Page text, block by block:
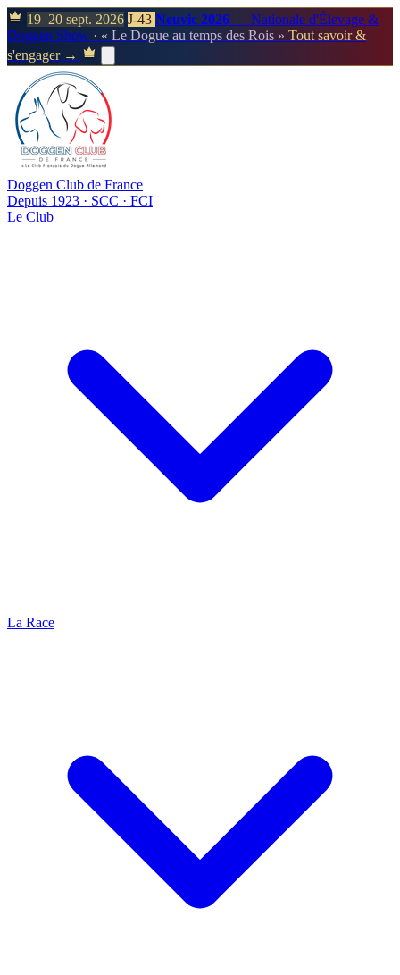
19–20 sept. 2026 J-43 Neuvic 2026 — Nationale d'Élevage &
Doggen Show · « Le Dogue au temps des Rois » Tout savoir &
s'engager →
Doggen Club de France
Depuis 1923 · SCC · FCI
Le Club
La Race